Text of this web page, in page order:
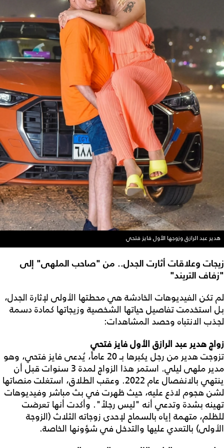
هدير عبد الرازق وزوجها الأول فايز فتحي
زيجات وعلاقات أثارت الجدل.. من "صاحب الملهى" إلى
"زفاف التريند"
لم تكن الفيديوهات الخادشة هي محطتها الأولى لإثارة الجدل،
بل استخدمت تفاصيل حياتها الشخصية وزيجاتها كمادة دسمة
لجذب الانتباه وحصد المشاهدات:
زواج هدير عبد الرازق الأول فايز فتحي
تزوجت هدير من رجل يكبرها بـ 20 عاماً، يُدعى فايز فتحي، وهو
مدير ملهى ليلي. استمر هذا الزواج لمدة 3 سنوات قبل أن
ينتهي بالانفصال عام 2022. وعقب الطلاق، استغلت منصاتها
لشن هجوم لاذع عليه، حيث ظهرت في بث مباشر وفيديوهات
تهينه بشدة وتدعي أنه "ليس رجلاً". وأكدت أنها تعرضت
للظلم، متهمة إياه بالسماح لإحدى زوجاته الثلاث (الزوجة
الأولى) بالتعدي عليها والتدخل في شؤونها الخاصة.